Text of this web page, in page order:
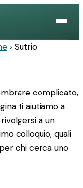
› Sutrio
complicato,
ti aiutiamo a
a un
colloquio, quali
chi cerca uno